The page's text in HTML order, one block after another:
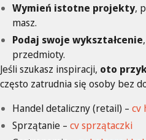
Wymień istotne projekty,
masz.
Podaj swoje wykształcenie
przedmioty.
Jeśli szukasz inspiracji, oto
często zatrudnia się osoby bez
Handel detaliczny (retail) – cv
Sprzątanie – cv sprzątaczki